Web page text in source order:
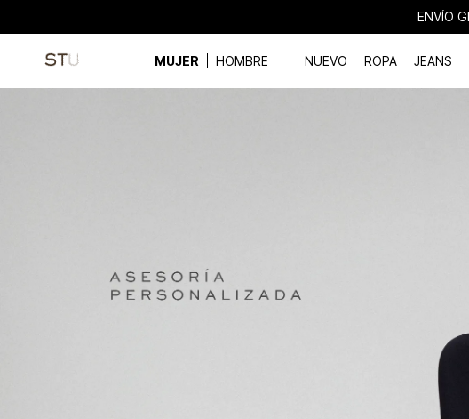
ENVÍO
MUJER HOMBRE NUEVO ROPA JEANS